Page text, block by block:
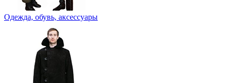
Одежда, обувь, аксессуары